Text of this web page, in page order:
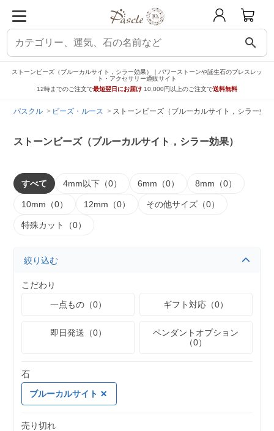
search
ストーンビーズ（ブルーカルサイト，シラー効果）｜パワーストーンや誕生石のブレスレッ
ト・アクセサリー通販サイト
12時までのご注文で最短翌日にお届け 10,000円以上のご注文で送料無料
パスクル ビーズ・ルース ストーンビーズ（ブルーカルサイト，シラー効
ストーンビーズ（ブルーカルサイト，シラー効果）
すべて 4mm以下（0） 6mm（0） 8mm（0）
10mm（0） 12mm（0） その他サイズ（0）
特殊カット（0）
絞り込む
こだわり
一点もの（0）
ギフト対応（0）
即日発送（0）
ペンダントオプション
（0）
石
ブルーカルサイト
売り切れ